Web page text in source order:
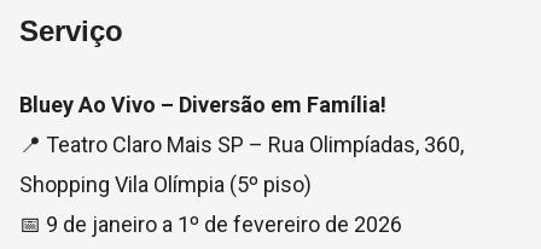
Serviço
Bluey Ao Vivo – Diversão em Família!
📍 Teatro Claro Mais SP – Rua Olimpíadas, 360,
Shopping Vila Olímpia (5º piso)
📅 9 de janeiro a 1º de fevereiro de 2026